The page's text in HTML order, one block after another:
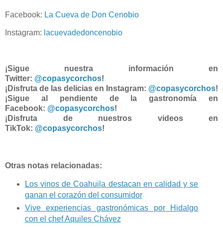
Facebook: La Cueva de Don Cenobio
Instagram: lacuevadedoncenobio
¡Sigue nuestra información en
Twitter: @copasycorchos!
¡Disfruta de las delicias en Instagram: @copasycorchos!
¡Sigue al pendiente de la gastronomía en
Facebook: @copasycorchos!
¡Disfruta de nuestros videos en
TikTok: @copasycorchos!
Otras notas relacionadas:
Los vinos de Coahuila destacan en calidad y se
ganan el corazón del consumidor
Vive experiencias gastronómicas por Hidalgo
con el chef Aquiles Chávez